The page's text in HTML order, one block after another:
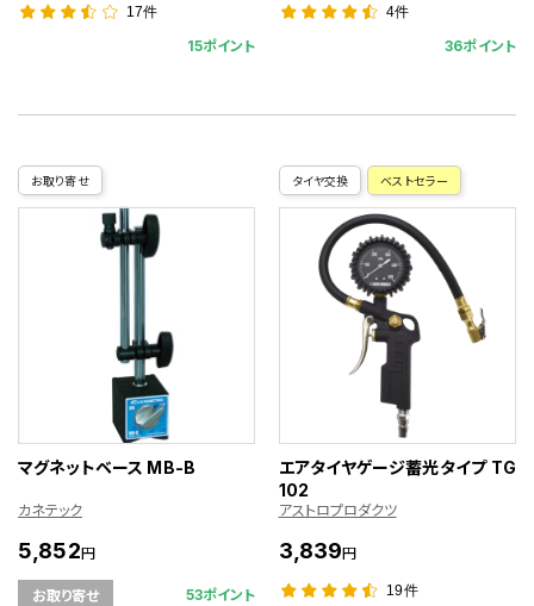
17件
15ポイント
4件
36ポイント
お取り寄せ
マグネットベース MB-B
カネテック
5,852円
お取り寄せ 53ポイント
タイヤ交換 ベストセラー
エアタイヤゲージ蓄光タイプ TG
102
アストロプロダクツ
3,839円
19件